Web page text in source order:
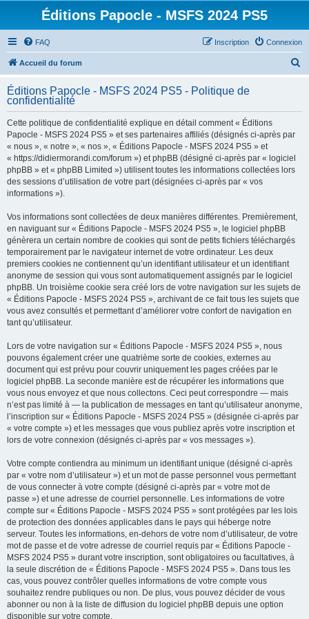
Éditions Papocle - MSFS 2024 PS5
FAQ Connexion
Inscription
Accueil du forum
h
Éditions Papocle - MSFS 2024 PS5 - Politique de
confidentialité
Cette politique de confidentialité explique en détail comment « Éditions
Papocle - MSFS 2024 PS5 » et ses partenaires affiliés (désignés ci-après par
« nous », « notre », « nos », « Éditions Papocle - MSFS 2024 PS5 » et
« https://didiermorandi.com/forum ») et phpBB (désigné ci-après par « logiciel
phpBB » et « phpBB Limited ») utilisent toutes les informations collectées lors
des sessions d’utilisation de votre part (désignées ci-après par « vos
informations »).
Vos informations sont collectées de deux manières différentes. Premièrement,
en naviguant sur « Éditions Papocle - MSFS 2024 PS5 », le logiciel phpBB
génèrera un certain nombre de cookies qui sont de petits fichiers téléchargés
temporairement par le navigateur internet de votre ordinateur. Les deux
premiers cookies ne contiennent qu’un identifiant utilisateur et un identifiant
anonyme de session qui vous sont automatiquement assignés par le logiciel
phpBB. Un troisième cookie sera créé lors de votre navigation sur les sujets de
« Éditions Papocle - MSFS 2024 PS5 », archivant de ce fait tous les sujets que
vous avez consultés et permettant d’améliorer votre confort de navigation en
tant qu’utilisateur.
Lors de votre navigation sur « Éditions Papocle - MSFS 2024 PS5 », nous
pouvons également créer une quatrième sorte de cookies, externes au
document qui est prévu pour couvrir uniquement les pages créées par le
logiciel phpBB. La seconde manière est de récupérer les informations que
vous nous envoyez et que nous collectons. Ceci peut correspondre — mais
n’est pas limité à — la publication de messages en tant qu’utilisateur anonyme,
l’inscription sur « Éditions Papocle - MSFS 2024 PS5 » (désignée ci-après par
« votre compte ») et les messages que vous publiez après votre inscription et
lors de votre connexion (désignés ci-après par « vos messages »).
Votre compte contiendra au minimum un identifiant unique (désigné ci-après
par « votre nom d’utilisateur ») et un mot de passe personnel vous permettant
de vous connecter à votre compte (désigné ci-après par « votre mot de
passe ») et une adresse de courriel personnelle. Les informations de votre
compte sur « Éditions Papocle - MSFS 2024 PS5 » sont protégées par les lois
de protection des données applicables dans le pays qui héberge notre
serveur. Toutes les informations, en-dehors de votre nom d’utilisateur, de votre
mot de passe et de votre adresse de courriel requis par « Éditions Papocle -
MSFS 2024 PS5 » durant votre inscription, sont obligatoires ou facultatives, à
la seule discrétion de « Éditions Papocle - MSFS 2024 PS5 ». Dans tous les
cas, vous pouvez contrôler quelles informations de votre compte vous
souhaitez rendre publiques ou non. De plus, vous pouvez décider de vous
abonner ou non à la liste de diffusion du logiciel phpBB depuis une option
disponible sur votre compte.